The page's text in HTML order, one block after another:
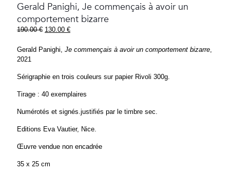
Gerald Panighi, Je commençais à avoir un
comportement bizarre
190.00€ Le
initial
130.00 €Le
actuel
Gerald Panighi, Je commençais à avoir un comportement bizarre,
2021
Sérigraphie en trois couleurs sur papier Rivoli 300g.
Tirage : 40 exemplaires
Numérotés et signés.justifiés par le timbre sec.
Editions Eva Vautier, Nice.
Œuvre vendue non encadrée
35 x 25 cm